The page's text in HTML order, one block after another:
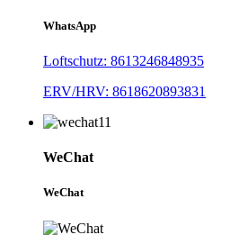
WhatsApp
Loftschutz: 8613246848935
ERV/HRV: 8618620893831
WeChat
WeChat